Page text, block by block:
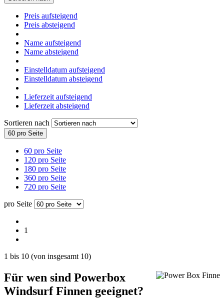
Preis aufsteigend
Preis absteigend
Name aufsteigend
Name absteigend
Einstelldatum aufsteigend
Einstelldatum absteigend
Lieferzeit aufsteigend
Lieferzeit absteigend
Sortieren nach
60 pro Seite
60 pro Seite
120 pro Seite
180 pro Seite
360 pro Seite
720 pro Seite
pro Seite
1
1 bis 10 (von insgesamt 10)
Für wen sind Powerbox
Windsurf Finnen geeignet?